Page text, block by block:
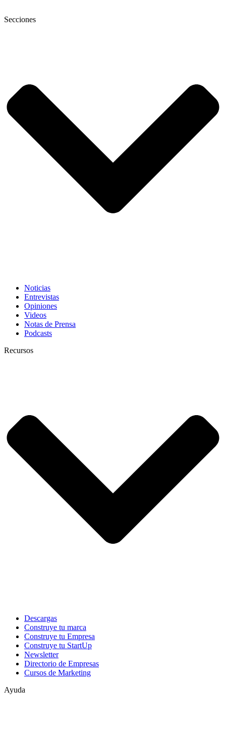
Secciones
Noticias
Entrevistas
Opiniones
Videos
Notas de Prensa
Podcasts
Recursos
Descargas
Construye tu marca
Construye tu Empresa
Construye tu StartUp
Newsletter
Directorio de Empresas
Cursos de Marketing
Ayuda